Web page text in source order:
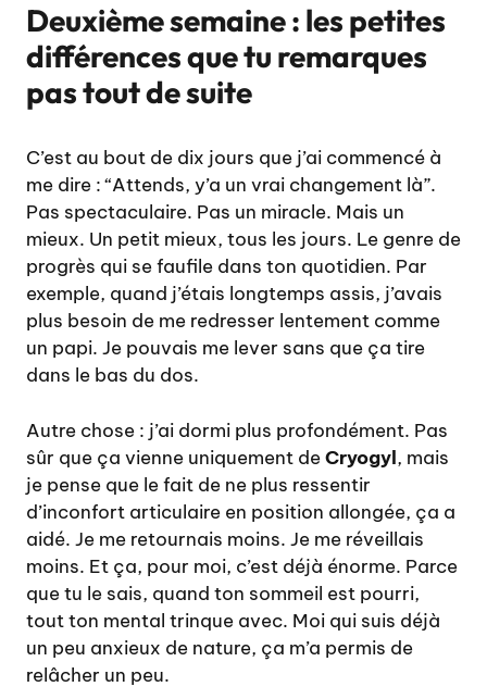
Deuxième semaine : les petites
différences que tu remarques
pas tout de suite
C’est au bout de dix jours que j’ai commencé à
me dire : “Attends, y’a un vrai changement là”.
Pas spectaculaire. Pas un miracle. Mais un
mieux. Un petit mieux, tous les jours. Le genre de
progrès qui se faufile dans ton quotidien. Par
exemple, quand j’étais longtemps assis, j’avais
plus besoin de me redresser lentement comme
un papi. Je pouvais me lever sans que ça tire
dans le bas du dos.
Autre chose : j’ai dormi plus profondément. Pas
sûr que ça vienne uniquement deCryogyl, mais
je pense que le fait de ne plus ressentir
d’inconfort articulaire en position allongée, ça a
aidé. Je me retournais moins. Je me réveillais
moins. Et ça, pour moi, c’est déjà énorme. Parce
que tu le sais, quand ton sommeil est pourri,
tout ton mental trinque avec. Moi qui suis déjà
un peu anxieux de nature, ça m’a permis de
relâcher un peu.